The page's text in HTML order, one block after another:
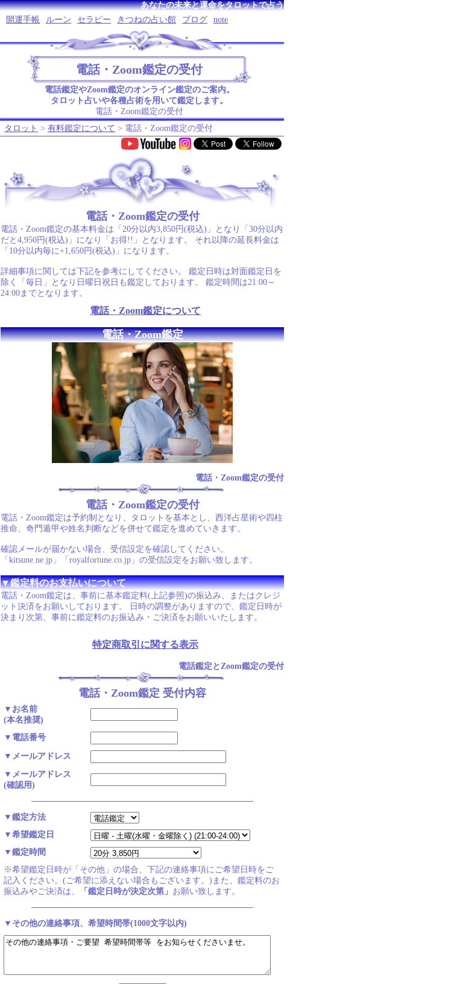
あなたの未来と運命をタロットで占う
開運手帳 ルーン セラピー きつねの占い館 ブログ note
電話・Zoom鑑定の受付
電話鑑定やZoom鑑定のオンライン鑑定のご案内。
タロット占いや各種占術を用いて鑑定します。
電話・Zoom鑑定の受付
タロット > 有料鑑定について > 電話・Zoom鑑定の受付
.
電話・Zoom鑑定の受付
電話・Zoom鑑定の基本料金は「20分以内3,850円(税込)」となり「30分以内
だと4,950円(税込)」になり「お得!!」となります。 それ以降の延長料金は
「10分以内毎に+1,650円(税込)」になります。
詳細事項に関しては下記を参考にしてください。 鑑定日時は対面鑑定日を
除く「毎日」となり日曜日祝日も鑑定しております。 鑑定時間は21:00～
24:00までとなります。
電話・Zoom鑑定について
電話・Zoom鑑定
電話・Zoom鑑定の受付
電話・Zoom鑑定の受付
電話・Zoom鑑定は予約制となり、タロットを基本とし、西洋占星術や四柱
推命、奇門遁甲や姓名判断などを併せて鑑定を進めていきます。
確認メールが届かない場合、受信設定を確認してください。
「kitsune.ne.jp」「royalfortune.co.jp」の受信設定をお願い致します。
▼鑑定料のお支払いについて
電話・Zoom鑑定は、事前に基本鑑定料(上記参照)の振込み、またはクレジ
ット決済をお願いしております。 日時の調整がありますので、鑑定日時が
決まり次第、事前に鑑定料のお振込み・ご決済をお願いいたします。
特定商取引に関する表示
電話鑑定とZoom鑑定の受付
電話・Zoom鑑定 受付内容
▼お名前
(本名推奨)
▼電話番号
▼メールアドレス
▼メールアドレス
(確認用)
▼鑑定方法
▼希望鑑定日
▼鑑定時間
※希望鑑定日時が「その他」の場合、下記の連絡事項にご希望日時をご
記入ください。(ご希望に添えない場合もございます。)また、鑑定料のお
振込みやご決済は、
「鑑定日時が決定次第」 お願い致します。
▼その他の連絡事項、希望時間帯(1000文字以内)